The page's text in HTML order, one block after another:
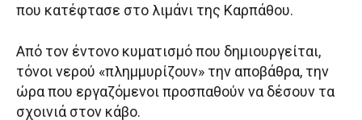
που κατέφτασε στο λιμάνι της Καρπάθου.
Από τον έντονο κυματισμό που δημιουργείται,
τόνοι νερού «πλημμυρίζουν» την αποβάθρα, την
ώρα που εργαζόμενοι προσπαθούν να δέσουν τα
σχοινιά στον κάβο.